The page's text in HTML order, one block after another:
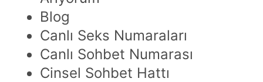
Blog
Canlı Seks Numaraları
Canlı Sohbet Numarası
Cinsel Sohbet Hattı